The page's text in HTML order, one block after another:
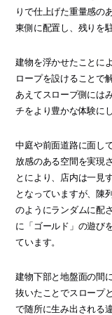
りで仕上げた重量感の
東側に配置し、残りを
建物を浮かせたことに
ロープを設けることで
あえてスロープ側には
チをより豊かな体験に
中庭や前面道路に面し
放感のある空間を実現
とにより、店内は一見
となっていますが、陳
のようにランダムに配
に「ゴールド」の遊び
ています。
建物下部と地盤面の間
抜いたことでスロープ
で随所に生み出される